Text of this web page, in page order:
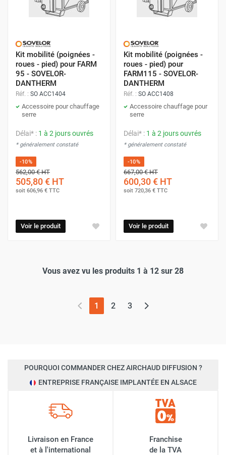
Kit mobilité (poignées -
roues - pied) pour FARM
95 - SOVELOR-
DANTHERM
Réf. : SO ACC1404
Accessoire pour chauffage
serre
Délai* : 1 à 2 jours ouvrés
* généralement constaté
-10%
562,00 €HT
505,80 € HT
soit 606,96 € TTC
Voir le produit
Kit mobilité (poignées -
roues - pied) pour
FARM115 - SOVELOR-
DANTHERM
Réf. : SO ACC1408
Accessoire chauffage pour
serre
Délai* : 1 à 2 jours ouvrés
* généralement constaté
-10%
667,00 €HT
600,30 € HT
soit 720,36 € TTC
Voir le produit
Vous avez vu les produits 1 à 12 sur 28
1 (page actuelle)
2 3
POURQUOI COMMANDER CHEZ AIRCHAUD DIFFUSION ?
ENTREPRISE FRANÇAISE IMPLANTÉE EN ALSACE
Livraison en France
et à l'international
Franchise
de la TVA